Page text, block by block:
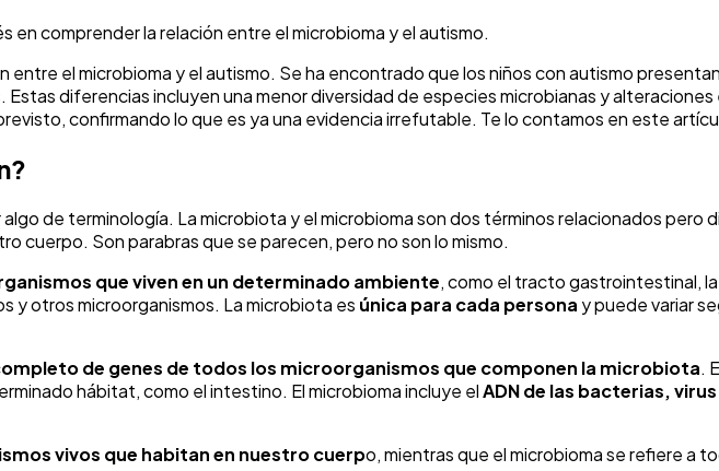
en comprender la relación entre el microbioma y el autismo.
entre el microbioma y el autismo. Se ha encontrado que los niños con autismo
diferencias incluyen una menor diversidad de especies microbianas y
confirmando lo que es ya una evidencia irrefutable. Te lo contamos en este
de terminología. La microbiota y el microbioma son dos términos relacionados pero
cuerpo. Son parabras que se parecen, pero no son lo mismo.
que viven en un determinado ambiente, como el tracto gastrointestinal,
y otros microorganismos. La microbiota es única para cada persona y puede variar
de genes de todos los microorganismos que componen la microbiota.
hábitat, como el intestino. El microbioma incluye elADN de las bacterias,
vivos que habitan en nuestro cuerpo, mientras que el microbioma se refiere a